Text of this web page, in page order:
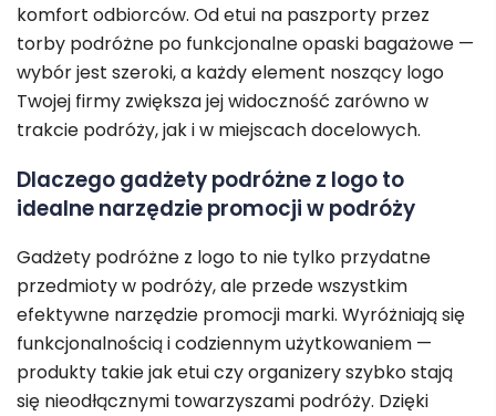
komfort odbiorców. Od etui na paszporty przez
torby podróżne po funkcjonalne opaski bagażowe —
wybór jest szeroki, a każdy element noszący logo
Twojej firmy zwiększa jej widoczność zarówno w
trakcie podróży, jak i w miejscach docelowych.
Dlaczego gadżety podróżne z logo to
idealne narzędzie promocji w podróży
Gadżety podróżne z logo to nie tylko przydatne
przedmioty w podróży, ale przede wszystkim
efektywne narzędzie promocji marki. Wyróżniają się
funkcjonalnością i codziennym użytkowaniem —
produkty takie jak etui czy organizery szybko stają
się nieodłącznymi towarzyszami podróży. Dzięki